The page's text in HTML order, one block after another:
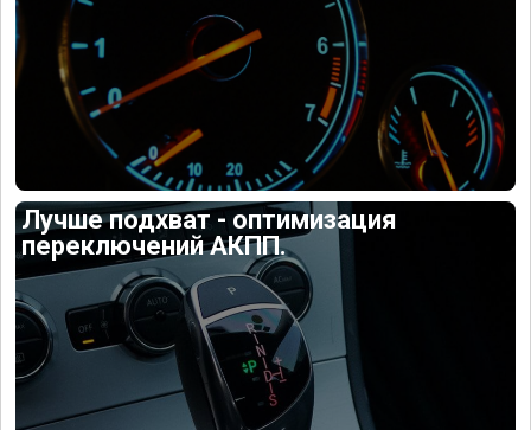
Лучше подхват - оптимизация
переключений АКПП.